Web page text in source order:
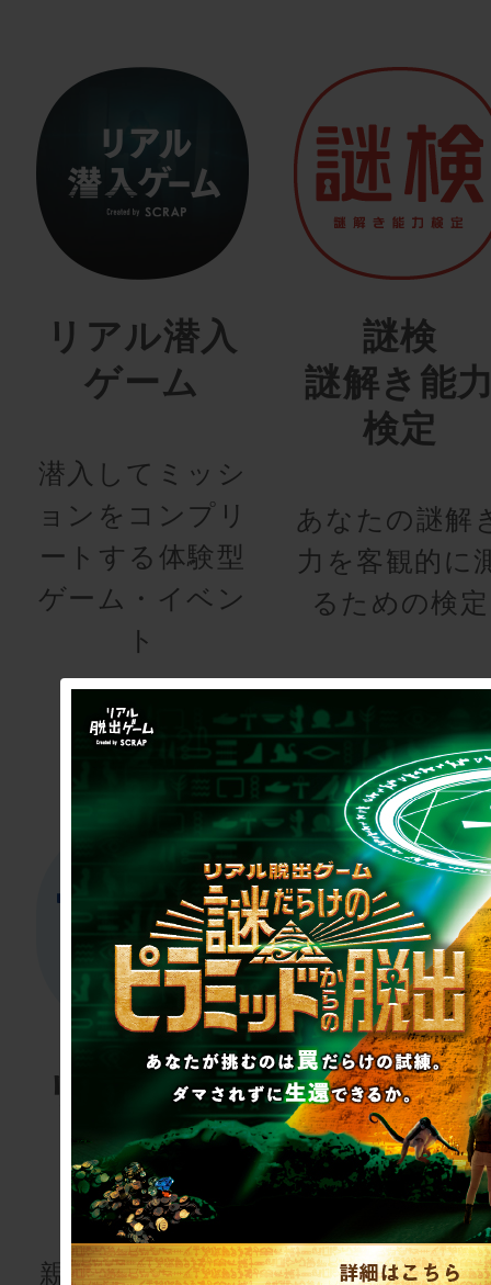
リアル潜入
ゲーム
潜入してミッシ
ョンをコンプリ
ートする体験型
ゲーム・イベン
ト
謎検
謎解き能
検定
あなたの謎解
力を客観的に
るための検定
リアル脱出
ゲーム
for kids
親子で楽しむ謎
リアル脱
ゲーム
研修・懇
会